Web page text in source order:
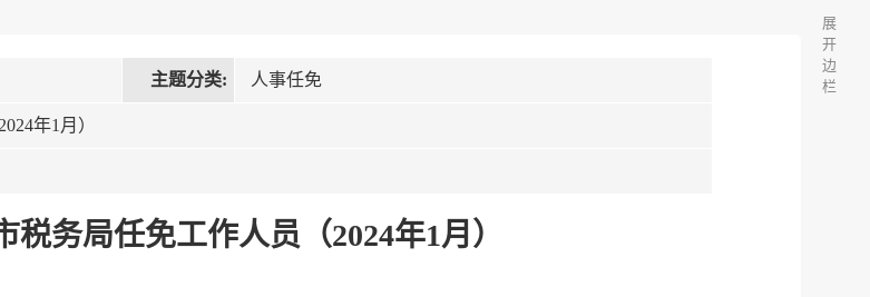
主题分类: 人事任免
年1月）
税务局任免工作人员（2024年1月）
展
开
边
栏